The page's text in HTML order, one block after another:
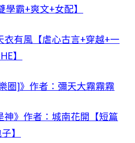
學霸+爽文+女配】
衣有風【虐心古言+穿越+一
】
圈]》作者：彌天大霧霧霧
神》作者：城南花開【短篇
】